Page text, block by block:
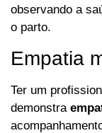
observando a
o parto.
Empatia
Ter um
demonstra